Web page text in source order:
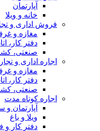
آپارتمان
خانه و ویلا
فروش اداری و
مغازه و
دفتر کار،
صنعتی،‌
اجاره اداری و
مغازه و
دفتر کار،
صنعتی،‌
اجاره کوتاه مدت
آپارتمان و
ویلا و باغ
دفتر کار و